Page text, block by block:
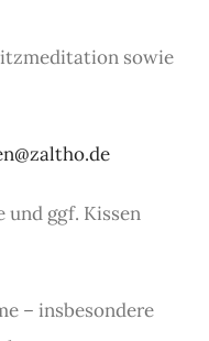
sowie
und ggf. Kissen
– insbesondere